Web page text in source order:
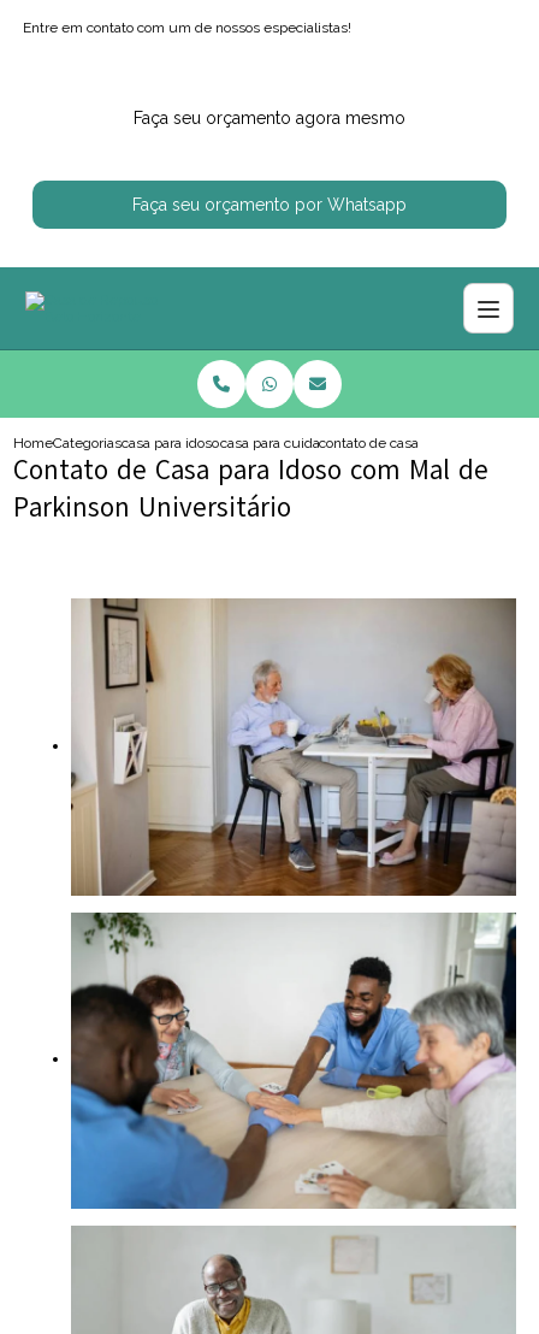
Entre em contato com um de nossos especialistas!
Faça seu orçamento agora mesmo
Faça seu orçamento por Whatsapp
HomeCategoriascasa para idososcasa para cuidar de idosocontato de casa para idoso com
Contato de Casa para Idoso com Mal de
Parkinson Universitário